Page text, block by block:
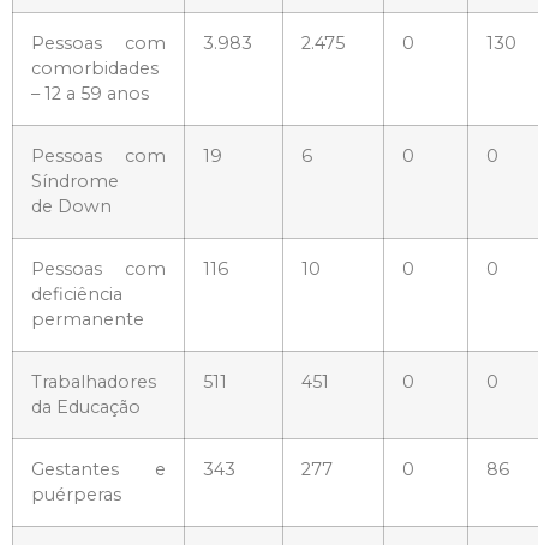
Pessoas com
comorbidades
– 12 a 59 anos
3.983 2.475 0 130
Pessoas com
Síndrome
de Down
19 6 0 0
Pessoas com
deficiência
permanente
116 10 0 0
Trabalhadores
da Educação
511 451 0 0
Gestantes e
puérperas
343 277 0 86